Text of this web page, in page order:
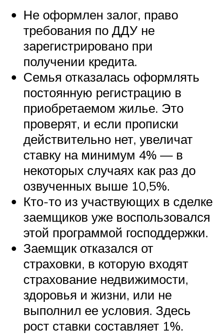
Не оформлен залог, право
требования по ДДУ не
зарегистрировано при
получении кредита.
Семья отказалась оформлять
постоянную регистрацию в
приобретаемом жилье. Это
проверят, и если прописки
действительно нет, увеличат
ставку на минимум 4% — в
некоторых случаях как раз до
озвученных выше 10,5%.
Кто-то из участвующих в сделке
заемщиков уже воспользовался
этой программой господдержки.
Заемщик отказался от
страховки, в которую входят
страхование недвижимости,
здоровья и жизни, или не
выполнил ее условия. Здесь
рост ставки составляет 1%.